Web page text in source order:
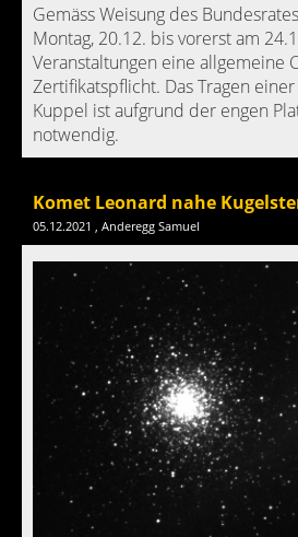
Gemäss Weisung des
Montag, 20.12. bis vorerst am
Veranstaltungen eine allgemeine
Zertifikatspflicht. Das Tragen
Kuppel ist aufgrund der engen
notwendig.
05.12.2021 , Anderegg Samuel